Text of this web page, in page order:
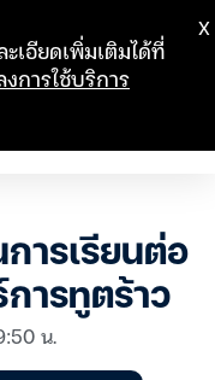
ารเรียนต่อ
ารทูตร้าว
น.
เอียดเพิ่มเติมได้ที่
การใช้บริการ
X